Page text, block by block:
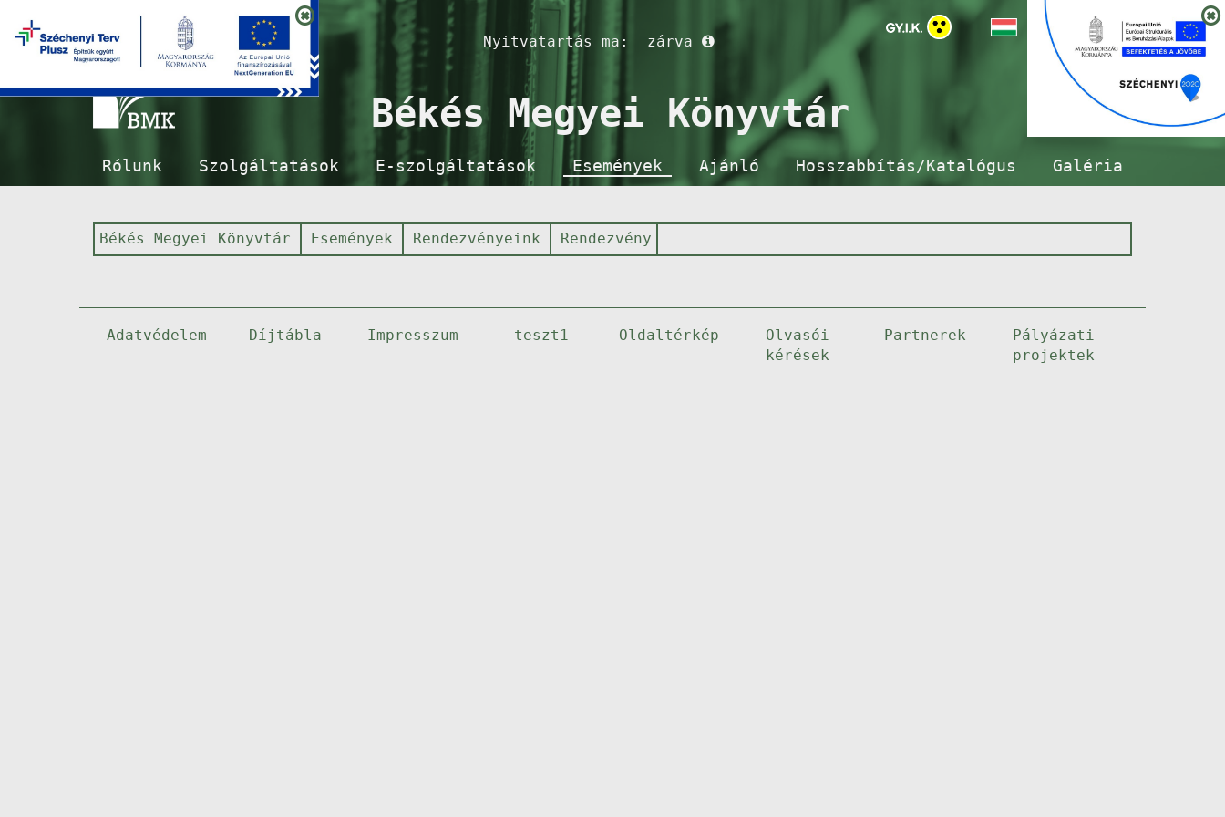
Nyitvatartás ma: zárva
Békés Megyei Könyvtár
Rólunk Szolgáltatások E-szolgáltatások Események Ajánló Hosszabbítás/Katalógus Galéria
Békés Megyei Könyvtár Események Rendezvényeink Rendezvény
Adatvédelem Díjtábla Impresszum teszt1 Oldaltérkép
Olvasói
kérések
Partnerek
Pályázati
projektek